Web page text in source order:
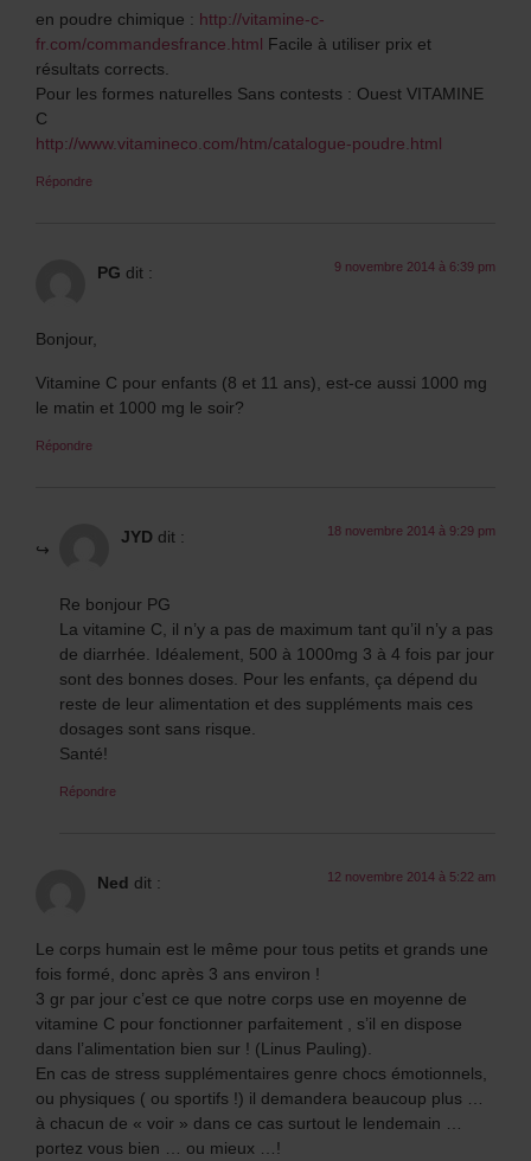
en poudre chimique : http://vitamine-c-
fr.com/commandesfrance.html Facile à utiliser prix et
résultats corrects.
Pour les formes naturelles Sans contests : Ouest VITAMINE
C
http://www.vitamineco.com/htm/catalogue-poudre.html
Répondre
PG dit : 9 novembre 2014 à 6:39 pm
Bonjour,
Vitamine C pour enfants (8 et 11 ans), est-ce aussi 1000 mg
le matin et 1000 mg le soir?
Répondre
JYD dit : 18 novembre 2014 à 9:29 pm
Re bonjour PG
La vitamine C, il n’y a pas de maximum tant qu’il n’y a pas
de diarrhée. Idéalement, 500 à 1000mg 3 à 4 fois par jour
sont des bonnes doses. Pour les enfants, ça dépend du
reste de leur alimentation et des suppléments mais ces
dosages sont sans risque.
Santé!
Répondre
Ned dit : 12 novembre 2014 à 5:22 am
Le corps humain est le même pour tous petits et grands une
fois formé, donc après 3 ans environ !
3 gr par jour c’est ce que notre corps use en moyenne de
vitamine C pour fonctionner parfaitement , s’il en dispose
dans l’alimentation bien sur ! (Linus Pauling).
En cas de stress supplémentaires genre chocs émotionnels,
ou physiques ( ou sportifs !) il demandera beaucoup plus …
à chacun de « voir » dans ce cas surtout le lendemain …
portez vous bien … ou mieux …!